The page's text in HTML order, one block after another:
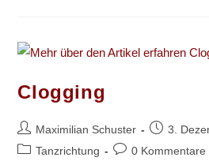
Clogging
Beitrags-
Autor:
Maximilian Schuster
Beitrag
3.
Beitrags-
Tanzrichtung
Beitrags-
0 Kommentare